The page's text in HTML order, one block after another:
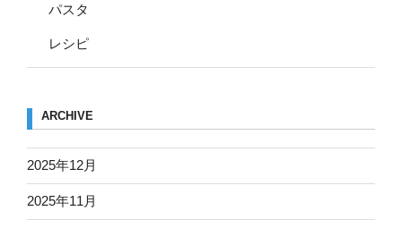
パスタ
レシピ
ARCHIVE
2025年12月
2025年11月